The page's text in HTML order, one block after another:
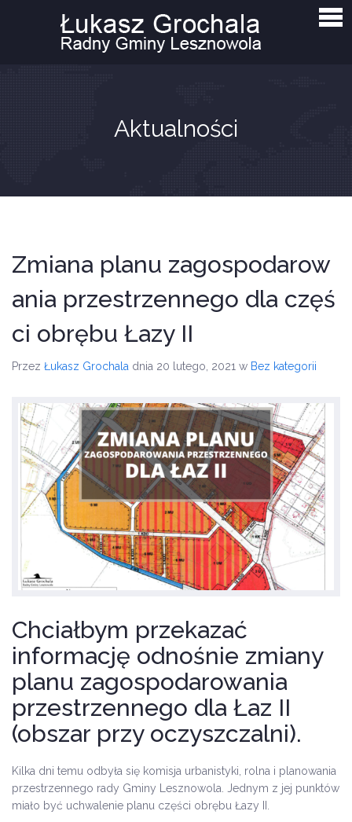
Strona główna
Aktualności
Aktualności
Zmiana planu zagospodarow
ania przestrzennego dla częś
ci obrębu Łazy II
Przez Łukasz Grochala dnia 20 lutego, 2021 w Bez kategorii
Chciałbym przekazać
informację odnośnie zmiany
planu zagospodarowania
przestrzennego dla Łaz II
(obszar przy oczyszczalni).
Kilka dni temu odbyła się komisja urbanistyki, rolna i planowania
przestrzennego rady Gminy Lesznowola. Jednym z jej punktów
miało być uchwalenie planu części obrębu Łazy II.